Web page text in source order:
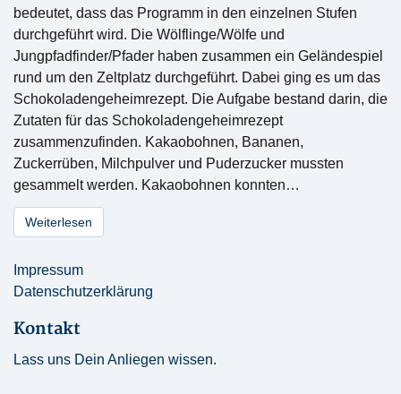
bedeutet, dass das Programm in den einzelnen Stufen
durchgeführt wird. Die Wölflinge/Wölfe und
Jungpfadfinder/Pfader haben zusammen ein Geländespiel
rund um den Zeltplatz durchgeführt. Dabei ging es um das
Schokoladengeheimrezept. Die Aufgabe bestand darin, die
Zutaten für das Schokoladengeheimrezept
zusammenzufinden. Kakaobohnen, Bananen,
Zuckerrüben, Milchpulver und Puderzucker mussten
gesammelt werden. Kakaobohnen konnten…
Weiterlesen
Impressum
Datenschutzerklärung
Kontakt
Lass uns Dein Anliegen wissen.